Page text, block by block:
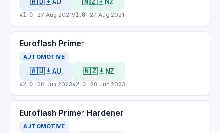
AU
v1.0 · 27 Aug 2021
NZ
v1.0 · 27 Aug 2021
Euroflash Primer
AUTOMOTIVE
🇦🇺 AU
v2.0 · 28 Jun 2023
🇳🇿 NZ
v2.0 · 28 Jun 2023
Euroflash Primer Hardener
AUTOMOTIVE